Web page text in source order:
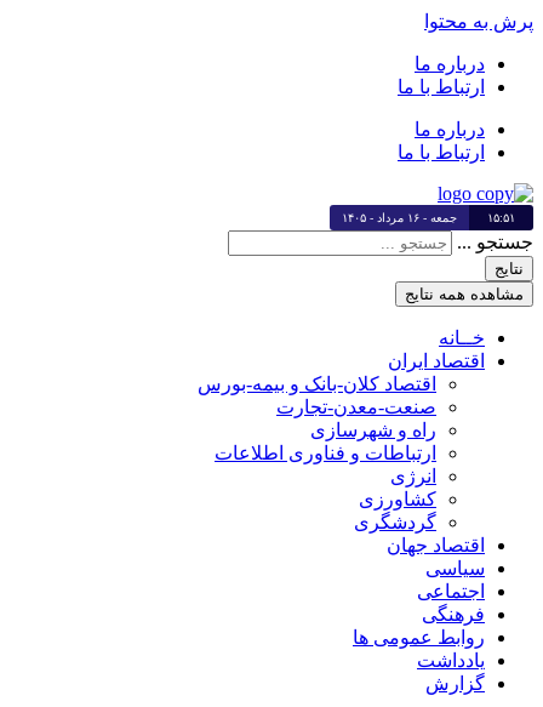
پرش به محتوا
درباره ما
ارتباط با ما
درباره ما
ارتباط با ما
۱۵:۵۱ جمعه - ۱۶ مرداد - ۱۴۰۵
جستجو ...
نتایج
مشاهده همه نتایج
خــانه
اقتصاد ایران
اقتصاد کلان-بانک و بیمه-بورس
صنعت-معدن-تجارت
راه و شهرسازی
ارتباطات و فناوری اطلاعات
انرژی
کشاورزی
گردشگری
اقتصاد جهان
سیاسی
اجتماعی
فرهنگی
روابط عمومی ها
یادداشت
گزارش